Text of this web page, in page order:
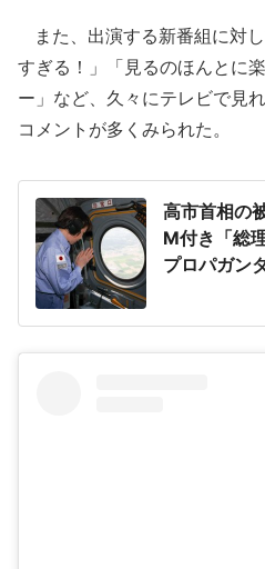
また、出演する新番組に対
すぎる！」「見るのほんとに
ー」など、久々にテレビで見
コメントが多くみられた。
高市首相の
M付き「総
プロパガン